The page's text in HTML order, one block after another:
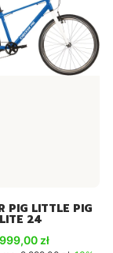
PIG LITTLE PIG
LITE 24
promocyjna
zł